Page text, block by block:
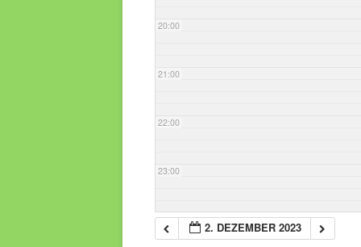
20:00
21:00
22:00
23:00
2. DEZEMBER 2023